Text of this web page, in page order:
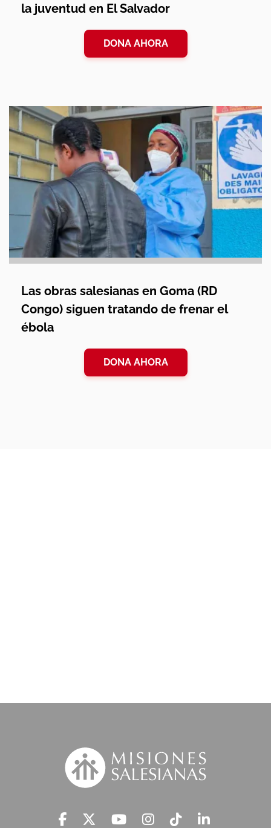
la juventud en El Salvador
DONA AHORA
Las obras salesianas en Goma (RD
Congo) siguen tratando de frenar el
ébola
DONA AHORA